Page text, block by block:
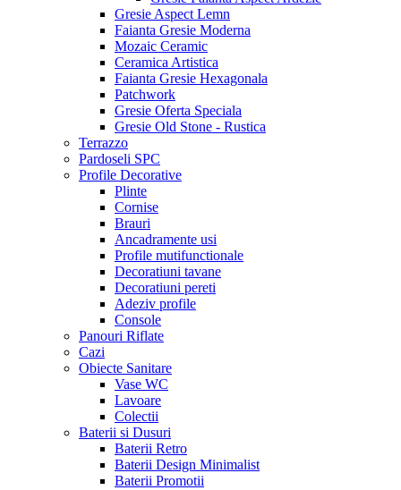
Gresie Aspect Lemn
Faianta Gresie Moderna
Mozaic Ceramic
Ceramica Artistica
Faianta Gresie Hexagonala
Patchwork
Gresie Oferta Speciala
Gresie Old Stone - Rustica
Terrazzo
Pardoseli SPC
Profile Decorative
Plinte
Cornise
Brauri
Ancadramente usi
Profile mutifunctionale
Decoratiuni tavane
Decoratiuni pereti
Adeziv profile
Console
Panouri Riflate
Cazi
Obiecte Sanitare
Vase WC
Lavoare
Colectii
Baterii si Dusuri
Baterii Retro
Baterii Design Minimalist
Baterii Promotii